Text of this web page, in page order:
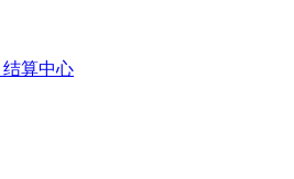
结算中心